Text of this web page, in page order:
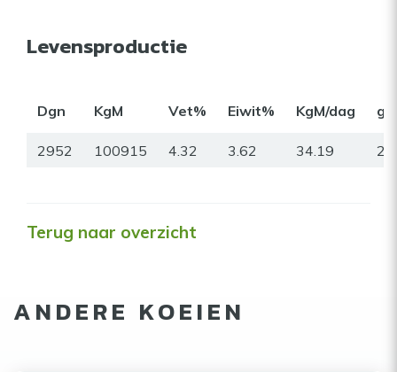
Levensproductie
Dgn KgM Vet% Eiwit% KgM/dag gr
2952 100915 4.32 3.62 34.19
Terug naar overzicht
ANDERE KOEIEN